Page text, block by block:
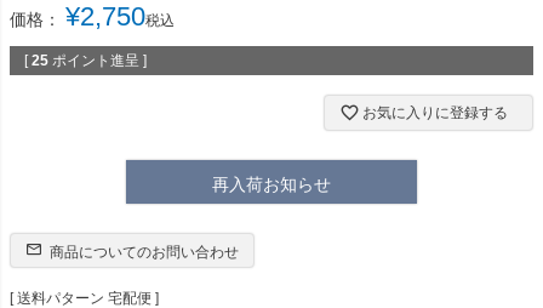
価格： ¥2,750税込
[ 25 ポイント進呈 ]
お気に入りに登録する
再入荷お知らせ
商品についてのお問い合わせ
送料パターン 宅配便